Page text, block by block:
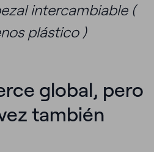
intercambiable (
plástico )
global, pero
también